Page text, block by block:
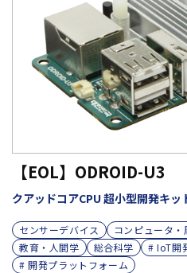
【EOL】ODROID-U3
クアッドコアCPU 超小型開発キッ
センサーデバイス コンピュータ・
教育・人間学
総合科学 # IoT開
# 開発プラットフォーム